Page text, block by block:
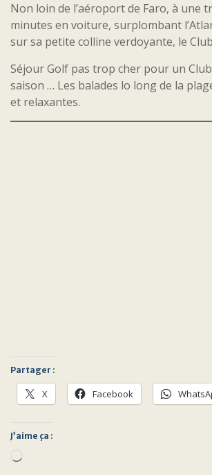
Non loin de l’aéroport de Faro, à une
minutes en voiture, surplombant
sur sa petite colline verdoyante, le
Séjour Golf pas trop cher pour un
saison … Les balades lo long de la
et relaxantes.
Partager :
X Facebook
J’aime ça :